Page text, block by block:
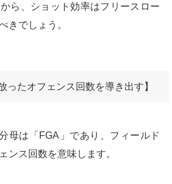
ら、ショット効率はフリースロー
きでしょう。
ったオフェンス回数を導き出す】
母は「FGA」であり、フィールド
ンス回数を意味します。